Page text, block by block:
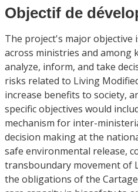
Objectif de
The project's major objective
across ministries and among
analyze, inform, and take
risks related to Living
increase benefits to society,
specific objectives would
mechanism for inter-
decision making at the
safe environmental release,
transboundary movement of
the obligations of the